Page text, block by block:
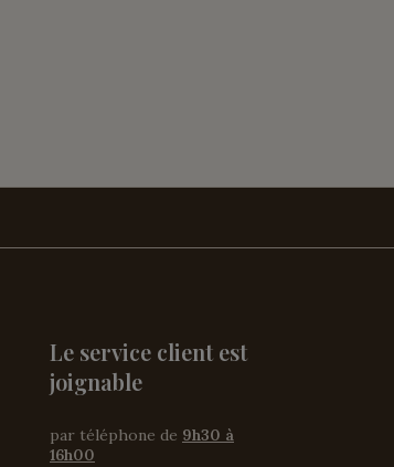
Le service client est
joignable
par téléphone de 9h30 à
16h00